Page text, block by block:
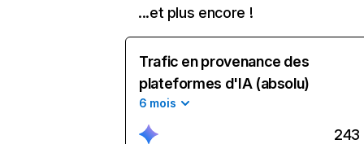
...et plus encore !
Trafic en provenance des
plateformes d'IA (absolu)
6 mois
243